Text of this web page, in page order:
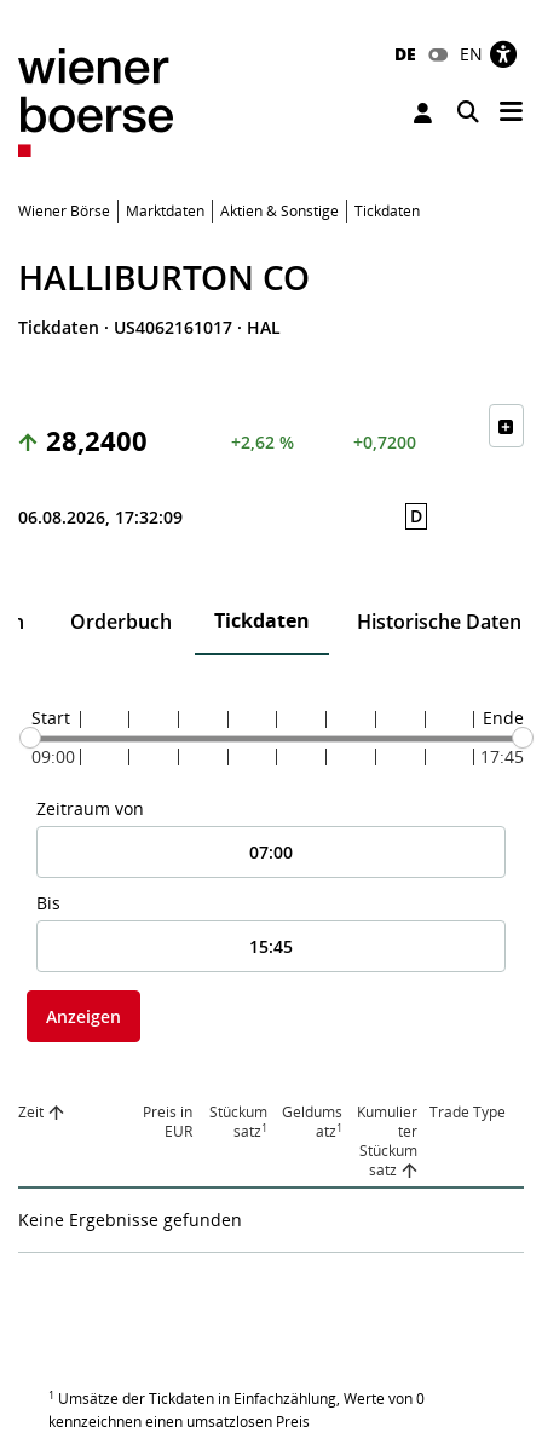
DE EN
Toggle
Wiener Börse Marktdaten Aktien & Sonstige Tickdaten
HALLIBURTON CO
Tickdaten · US4062161017 · HAL
28,2400 +2,62 % +0,7200
06.08.2026, 17:32:09 D
Orderbuch Tickdaten Historische Daten
Start
09:00
Ende
17:45
Zeitraum von
Bis
Anzeigen
Zeit
Preis in
EUR
Stückum
satz1
Geldums
atz1
Kumulier
ter
Stückum
satz
Trade Type
Keine Ergebnisse gefunden
1 Umsätze der Tickdaten in Einfachzählung, Werte von 0
kennzeichnen einen umsatzlosen Preis